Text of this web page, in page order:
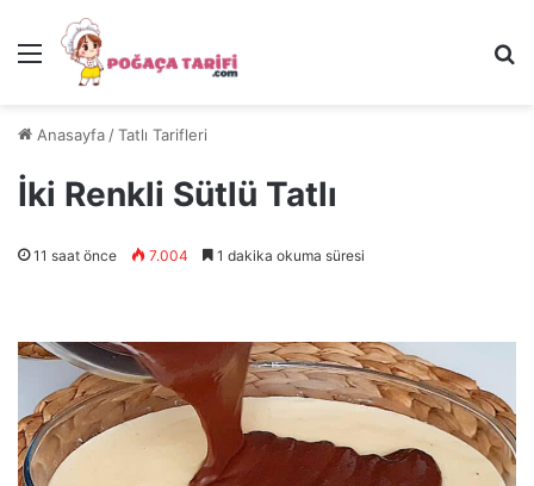
Menü
Anasayfa /Tatlı Tarifleri
İki Renkli Sütlü Tatlı
11 saat önce 7.004 1 dakika okuma süresi